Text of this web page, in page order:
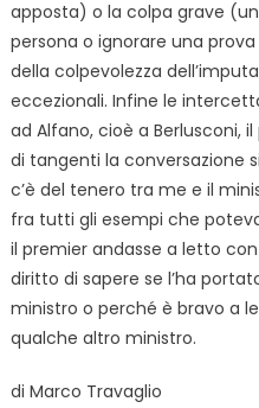
apposta) o la colpa grave
persona o ignorare una
della colpevolezza
eccezionali. Infine le
ad Alfano, cioè a Berlusconi,
di tangenti la conversazione
c’è del tenero tra me e il
fra tutti gli esempi che
il premier andasse a letto
diritto di sapere se l’ha
ministro o perché è bravo a
qualche altro ministro.
di Marco Travaglio